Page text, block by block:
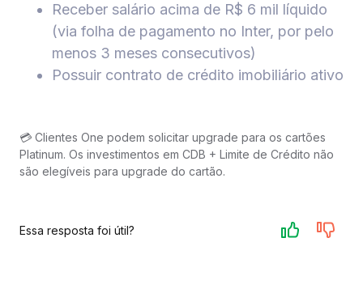
Receber salário acima de R$ 6 mil líquido
(via folha de pagamento no Inter, por pelo
menos 3 meses consecutivos)
Possuir contrato de crédito imobiliário ativo
💳 Clientes One podem solicitar upgrade para os cartões
Platinum. Os investimentos em CDB + Limite de Crédito não
são elegíveis para upgrade do cartão.
Essa resposta foi útil?